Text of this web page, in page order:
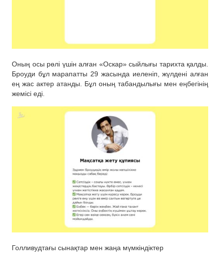
Оның осы рөлі үшін алған «Оскар» сыйлығы тарихта қалды.
Броуди бұл марапатты 29 жасында иеленіп, жүлдені алған
ең жас актер атанды. Бұл оның табандылығы мен еңбегінің
жемісі еді.
Голливудтағы сынақтар мен жаңа мүмкіндіктер